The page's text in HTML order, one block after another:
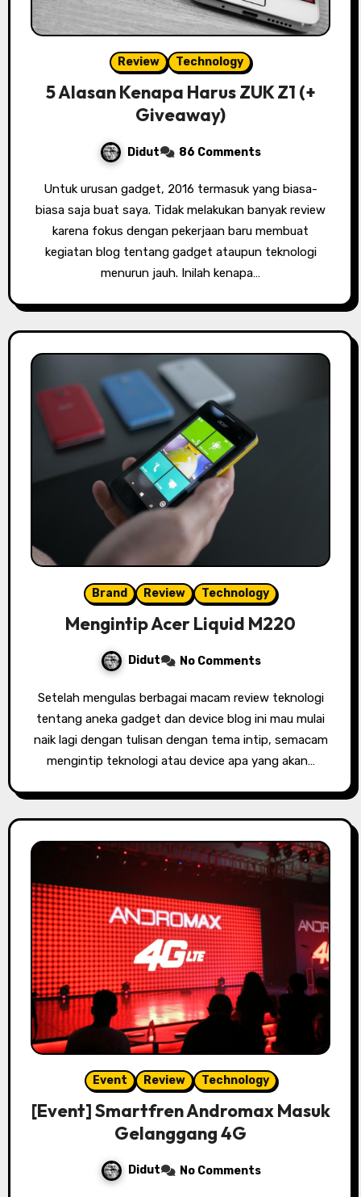
Review Technology
5 Alasan Kenapa Harus ZUK Z1 (+
Giveaway)
Didut 86 Comments
Untuk urusan gadget, 2016 termasuk yang biasa-
biasa saja buat saya. Tidak melakukan banyak review
karena fokus dengan pekerjaan baru membuat
kegiatan blog tentang gadget ataupun teknologi
menurun jauh. Inilah kenapa…
Brand Review Technology
Mengintip Acer Liquid M220
Didut No Comments
Setelah mengulas berbagai macam review teknologi
tentang aneka gadget dan device blog ini mau mulai
naik lagi dengan tulisan dengan tema intip, semacam
mengintip teknologi atau device apa yang akan…
Event Review Technology
[Event] Smartfren Andromax Masuk
Gelanggang 4G
Didut No Comments